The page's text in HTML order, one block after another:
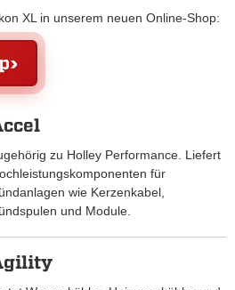
XL in unserem neuen Online-Shop:
zu Holley Performance. Liefert
für
wie Kerzenkabel,
und Module.